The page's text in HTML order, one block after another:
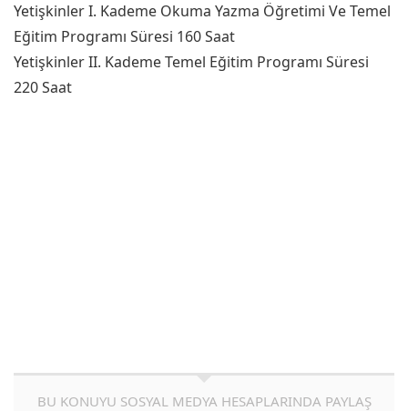
Yetişkinler I. Kademe Okuma Yazma Öğretimi Ve Temel
Eğitim Programı Süresi 160 Saat
Yetişkinler II. Kademe Temel Eğitim Programı Süresi
220 Saat
BU KONUYU SOSYAL MEDYA HESAPLARINDA PAYLAŞ